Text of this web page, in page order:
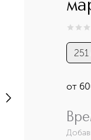
0из 0
от